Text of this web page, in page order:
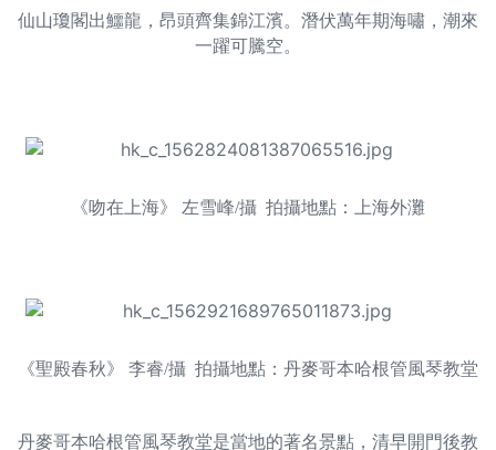
仙山瓊閣出鱷龍，昂頭齊集錦江濱。潛伏萬年期海嘯，潮來
一躍可騰空。
《吻在上海》 左雪峰/攝 拍攝地點：上海外灘
《聖殿春秋》 李睿/攝 拍攝地點：丹麥哥本哈根管風琴教堂
丹麥哥本哈根管風琴教堂是當地的著名景點，清早開門後教